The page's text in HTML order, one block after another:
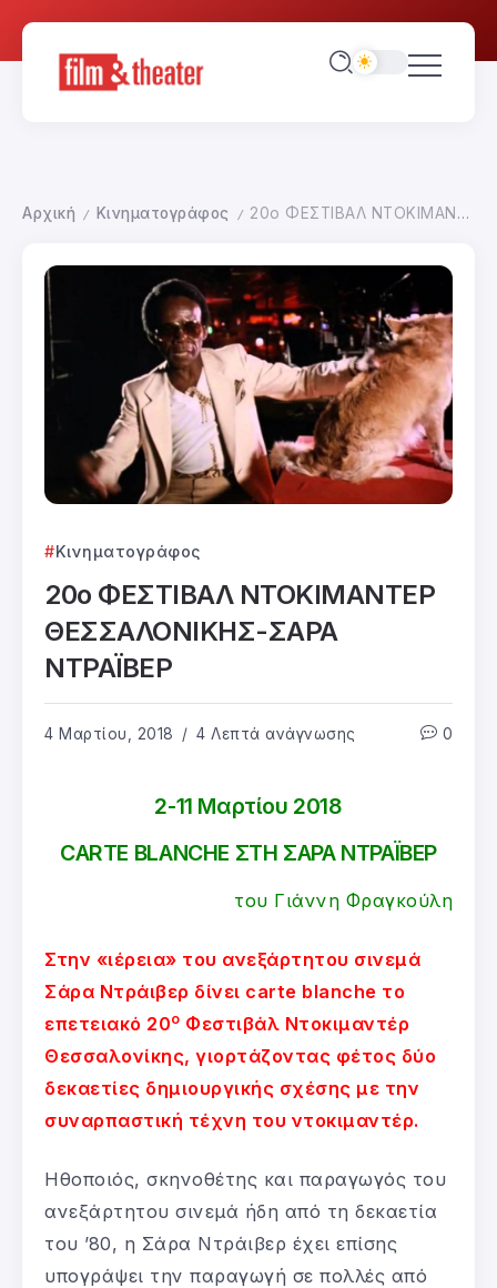
Αρχική / Κινηματογράφος / 20ο ΦΕΣΤΙΒΑΛ ΝΤΟΚΙΜΑΝΤΕΡ ΘΕΣΣΑΛΟΝΙΚΗΣ-ΣΑΡΑ ΝΤΡΑΪΒΕΡ
Κινηματογράφος
20ο ΦΕΣΤΙΒΑΛ ΝΤΟΚΙΜΑΝΤΕΡ
ΘΕΣΣΑΛΟΝΙΚΗΣ-ΣΑΡΑ
ΝΤΡΑΪΒΕΡ
4 Μαρτίου, 2018 4 Λεπτά ανάγνωσης 0
2-11 Μαρτίου 2018
CARTE BLANCHE ΣΤΗ ΣΑΡΑ ΝΤΡΑΪΒΕΡ
του Γιάννη Φραγκούλη
Στην «ιέρεια» του ανεξάρτητου σινεμά
Σάρα Ντράιβερ δίνει carte blanche το
επετειακό 20ο Φεστιβάλ Ντοκιμαντέρ
Θεσσαλονίκης, γιορτάζοντας φέτος δύο
δεκαετίες δημιουργικής σχέσης με την
συναρπαστική τέχνη του ντοκιμαντέρ.
Ηθοποιός, σκηνοθέτης και παραγωγός του
ανεξάρτητου σινεμά ήδη από τη δεκαετία
του ’80, η Σάρα Ντράιβερ έχει επίσης
υπογράψει την παραγωγή σε πολλές από